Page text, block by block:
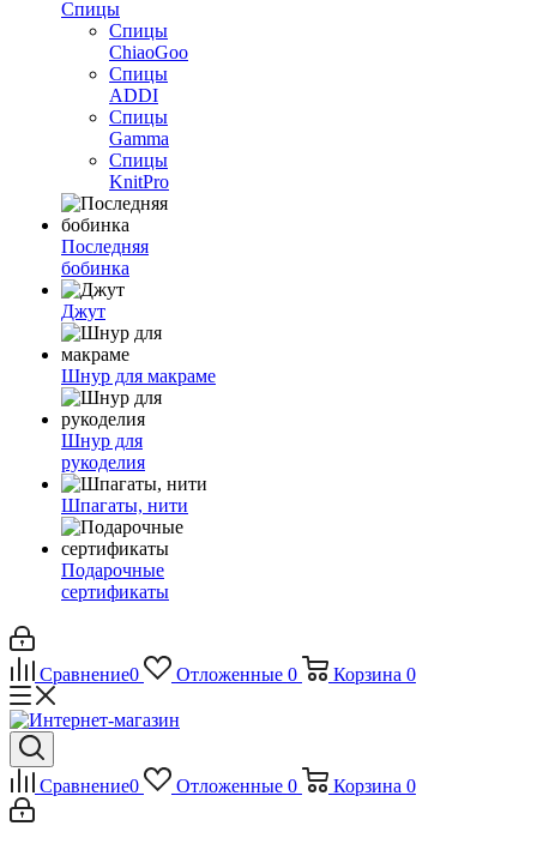
Спицы
Спицы
ChiaoGoo
Спицы
ADDI
Спицы
Gamma
Спицы
KnitPro
Последняя
бобинка
Джут
Шнур для макраме
Шнур для
рукоделия
Шпагаты, нити
Подарочные
сертификаты
Сравнение0 Отложенные 0 Корзина 0
Сравнение0 Отложенные 0 Корзина 0